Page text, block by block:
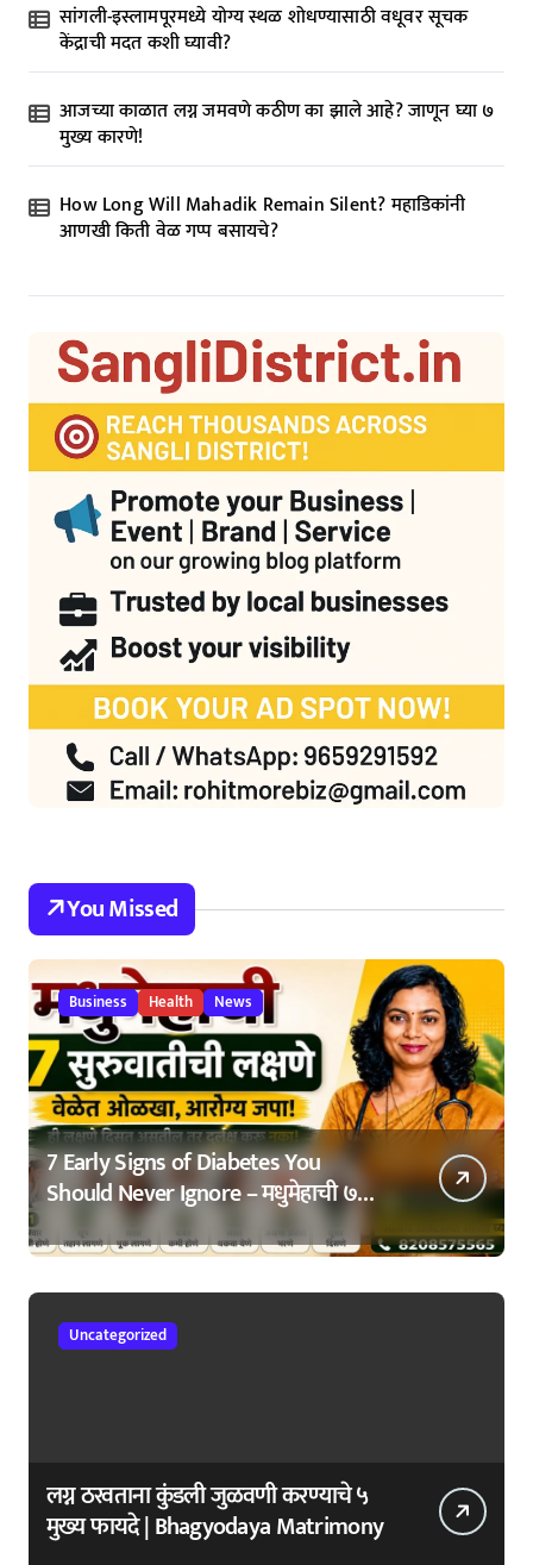
सांगली-इस्लामपूरमध्ये योग्य स्थळ शोधण्यासाठी वधूवर सूचक
केंद्राची मदत कशी घ्यावी?
आजच्या काळात लग्न जमवणे कठीण का झाले आहे? जाणून घ्या ७
मुख्य कारणे!
How Long Will Mahadik Remain Silent? महाडिकांनी
आणखी किती वेळ गप्प बसायचे?
You Missed
Business Health News
7 Early Signs of Diabetes You
Should Never Ignore – मधुमेहाची ७
सुरुवातीची लक्षणे – वेळेत ओळखा, आरोग्य
जपा
Uncategorized
लग्न ठरवताना कुंडली जुळवणी करण्याचे ५
मुख्य फायदे | Bhagyodaya Matrimony